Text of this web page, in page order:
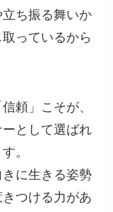
ち振る舞いか
っているから
頼」こそが、
として選ばれ
。
に生きる姿勢
つける力があ